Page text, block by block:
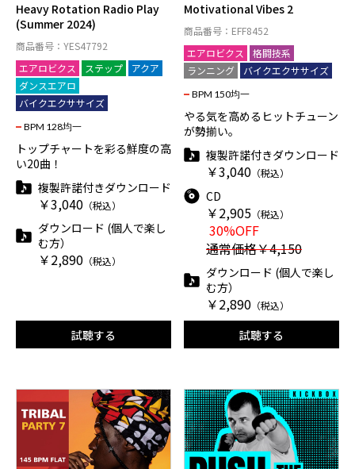
Heavy Rotation Radio Play
(Summer 2024)
商品番号：YES47792
エアロビクス
ステップ
アクア
ダンスエアロ
バイクエクササイズ
BPM 128均一
トップチャートを彩る鮮度の高
い20曲！
複製許諾付きダウンロード
￥3,040 （税込）
ダウンロード (個人で楽し
む方）
￥2,890 （税込）
試聴する
Motivational Vibes 2
商品番号：EFF8452
エアロビクス
格闘技系
ランニング
バイクエクササイズ
BPM 150均一
やる気を高めるヒットチューン
が勢揃い。
複製許諾付きダウンロード
￥3,040 （税込）
CD
￥2,905 （税込）
30%OFF
通常価格￥4,150
ダウンロード (個人で楽し
む方）
￥2,890 （税込）
試聴する